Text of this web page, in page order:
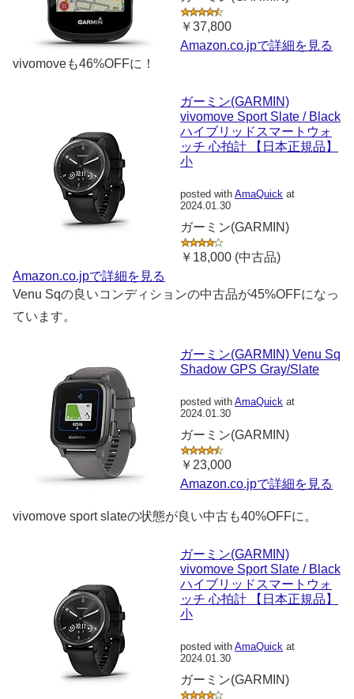
￥37,800
Amazon.co.jpで詳細を見る
vivomoveも46%OFFに！
ガーミン(GARMIN)
vivomove Sport Slate / Black
ハイブリッドスマートウォ
ッチ 心拍計 【日本正規品】
小
posted with AmaQuick at
2024.01.30
ガーミン(GARMIN)
￥18,000 (中古品)
Amazon.co.jpで詳細を見る
Venu Sqの良いコンディションの中古品が45%OFFになっ
ています。
ガーミン(GARMIN) Venu Sq
Shadow GPS Gray/Slate
posted with AmaQuick at
2024.01.30
ガーミン(GARMIN)
￥23,000
Amazon.co.jpで詳細を見る
vivomove sport slateの状態が良い中古も40%OFFに。
ガーミン(GARMIN)
vivomove Sport Slate / Black
ハイブリッドスマートウォ
ッチ 心拍計 【日本正規品】
小
posted with AmaQuick at
2024.01.30
ガーミン(GARMIN)